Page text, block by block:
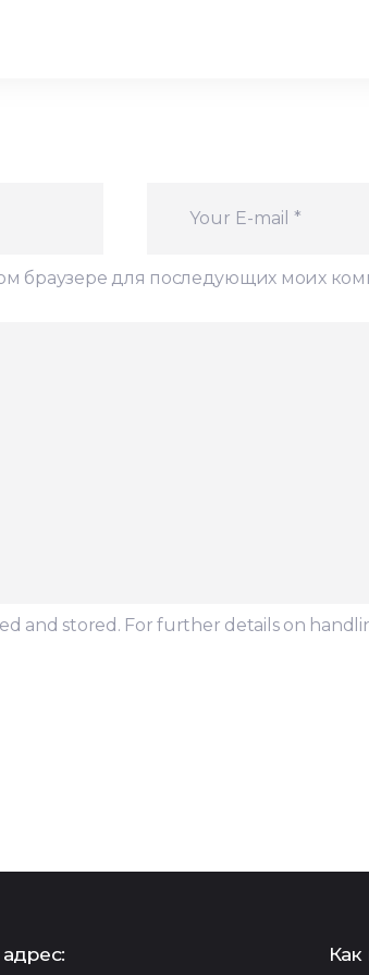
браузере для последующих моих
and stored. For further details on
Как